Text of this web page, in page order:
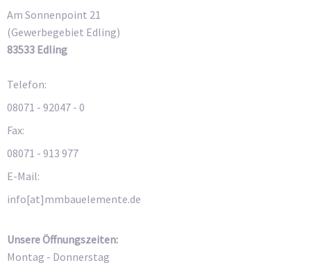
Am Sonnenpoint 21
(Gewerbegebiet Edling)
83533 Edling
Telefon:
08071 - 92047 - 0
Fax:
08071 - 913 977
E-Mail:
info[at]mmbauelemente.de
Unsere Öffnungszeiten:
Montag - Donnerstag